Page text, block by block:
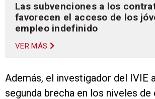
Las subvenciones a los
favorecen el acceso de los
empleo indefinido
VER MÁS
Además, el investigador del IVIE
segunda brecha en los niveles de